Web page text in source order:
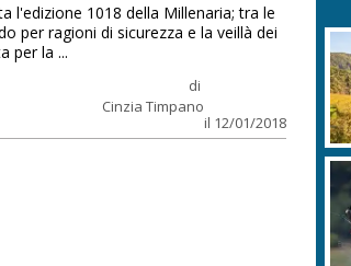
di
Cinzia Timpano
il 12/01/2018
l'edizione 1018 della Millenaria; tra le
per ragioni di sicurezza e la veillà dei
per la ...